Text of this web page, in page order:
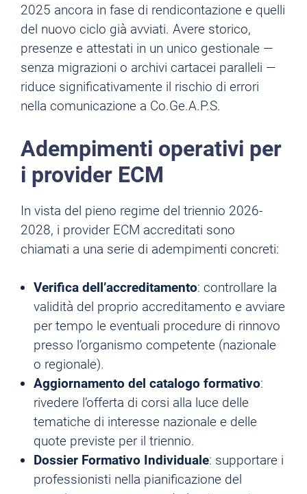
2025 ancora in fase di rendicontazione e quelli
del nuovo ciclo già avviati. Avere storico,
presenze e attestati in un unico gestionale —
senza migrazioni o archivi cartacei paralleli —
riduce significativamente il rischio di errori
nella comunicazione a Co.Ge.A.P.S.
Adempimenti operativi per
i provider ECM
In vista del pieno regime del triennio 2026-
2028, i provider ECM accreditati sono
chiamati a una serie di adempimenti concreti:
Verifica dell’accreditamento: controllare la
validità del proprio accreditamento e avviare
per tempo le eventuali procedure di rinnovo
presso l’organismo competente (nazionale
o regionale).
Aggiornamento del catalogo formativo:
rivedere l’offerta di corsi alla luce delle
tematiche di interesse nazionale e delle
quote previste per il triennio.
Dossier Formativo Individuale: supportare i
professionisti nella pianificazione del